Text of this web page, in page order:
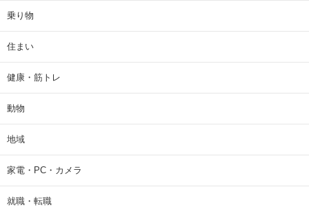
乗り物
住まい
健康・筋トレ
動物
地域
家電・PC・カメラ
就職・転職